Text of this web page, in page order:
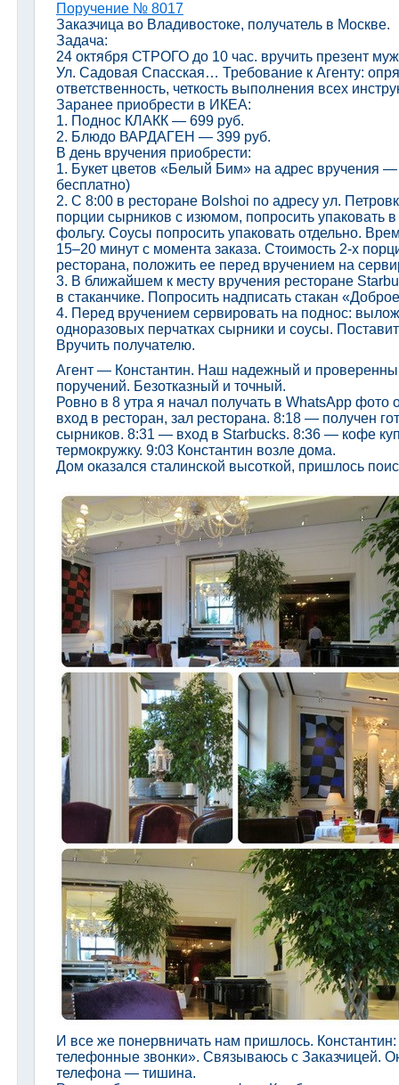
Поручение № 8017
Заказчица во Владивостоке, получатель в Москве.
Задача:
24 октября СТРОГО до 10 час. вручить презент
Ул. Садовая Спасская… Требование к Агенту:
ответственность, четкость выполнения всех
Заранее приобрести в ИКЕА:
1. Поднос КЛАКК — 699 руб.
2. Блюдо ВАРДАГЕН — 399 руб.
В день вручения приобрести:
1. Букет цветов «Белый Бим» на адрес вручения —
бесплатно)
2. С 8:00 в ресторане Bolshoi по адресу ул.
порции сырников с изюмом, попросить упаковать в
фольгу. Соусы попросить упаковать отдельно.
15–20 минут с момента заказа. Стоимость 2-х
ресторана, положить ее перед вручением на
3. В ближайшем к месту вручения ресторане
в стаканчике. Попросить надписать стакан
4. Перед вручением сервировать на поднос:
одноразовых перчатках сырники и соусы.
Вручить получателю.
Агент — Константин. Наш надежный и
поручений. Безотказный и точный.
Ровно в 8 утра я начал получать в WhatsApp фото
вход в ресторан, зал ресторана. 8:18 — получен
сырников. 8:31 — вход в Starbucks. 8:36 — кофе
термокружку. 9:03 Константин возле дома.
Дом оказался сталинской высоткой, пришлось
И все же понервничать нам пришлось. Константин:
телефонные звонки». Связываюсь с Заказчицей.
телефона — тишина.